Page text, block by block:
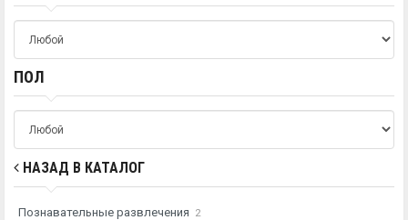
ПОЛ
НАЗАД В КАТАЛОГ
Познавательные развлечения 2